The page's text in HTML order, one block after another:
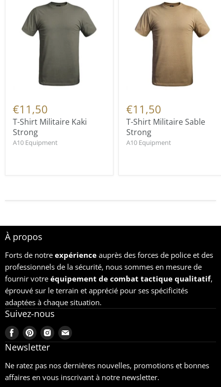
€11,50
T-Shirt Militaire Kaki
Strong
A10 Equipment
€11,50
T-Shirt Militaire Sable
Strong
A10 Equipment
À propos
Forts de notre expérience auprès des forces de police et des
professionnels de la sécurité, nous sommes en mesure de
fournir votre équipement de combat tactique qualitatif,
éprouvé sur le terrain et apprécié pour ses spécificités
adaptées à chaque situation.
Suivez-nous
Trouvez-
nous
Facebook
Trouvez-
nous
Pinterest
Trouvez-
nous
Trouvez-
nous
Newsletter
Ne ratez pas nos dernières nouvelles, promotions et bonnes
affaires en vous inscrivant à notre newsletter.